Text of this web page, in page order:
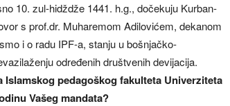
10. zul-hidždže 1441. h.g., dočekuju Kurban-
s prof.dr. Muharemom Adilovićem, dekanom
i o radu IPF-a, stanju u bošnjačko-
određenih društvenih devijacija.
pedagoškog fakulteta Univerziteta
Vašeg mandata?